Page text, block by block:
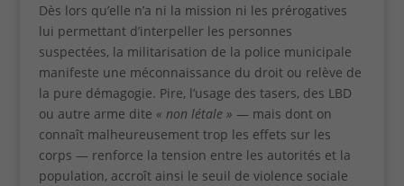
Dès lors qu’elle n’a ni la mission ni les prérogatives
lui permettant d’interpeller les personnes
suspectées, la militarisation de la police municipale
manifeste une méconnaissance du droit ou relève de
la pure démagogie. Pire, l’usage des tasers, des LBD
ou autre arme dite « non létale » — mais dont on
connaît malheureusement trop les effets sur les
corps — renforce la tension entre les autorités et la
population, accroît ainsi le seuil de violence sociale